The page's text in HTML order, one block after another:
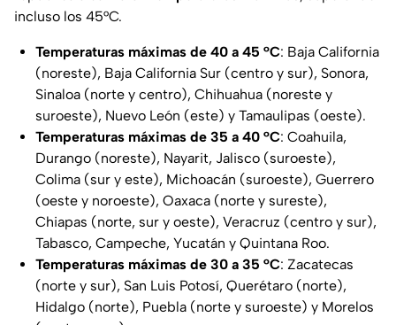
incluso los 45°C.
Temperaturas máximas de 40 a 45 °C: Baja California
(noreste), Baja California Sur (centro y sur), Sonora,
Sinaloa (norte y centro), Chihuahua (noreste y
suroeste), Nuevo León (este) y Tamaulipas (oeste).
Temperaturas máximas de 35 a 40 °C: Coahuila,
Durango (noreste), Nayarit, Jalisco (suroeste),
Colima (sur y este), Michoacán (suroeste), Guerrero
(oeste y noroeste), Oaxaca (norte y sureste),
Chiapas (norte, sur y oeste), Veracruz (centro y sur),
Tabasco, Campeche, Yucatán y Quintana Roo.
Temperaturas máximas de 30 a 35 °C: Zacatecas
(norte y sur), San Luis Potosí, Querétaro (norte),
Hidalgo (norte), Puebla (norte y suroeste) y Morelos